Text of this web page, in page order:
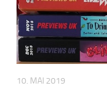
10. MAI 2019